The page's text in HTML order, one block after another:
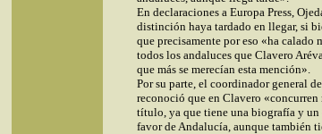
En declaraciones a Europa Press,
distinción haya tardado en llegar, si
que precisamente por eso «ha calado
todos los andaluces que Clavero
que más se merecían esta mención».
Por su parte, el coordinador general
reconoció que en Clavero «concurren
título, ya que tiene una biografía y un
favor de Andalucía, aunque también